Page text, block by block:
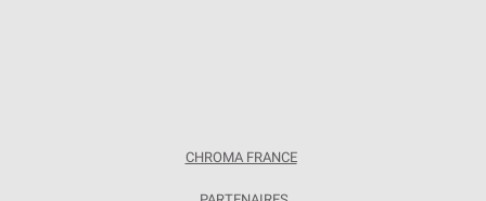
CHROMA FRANCE